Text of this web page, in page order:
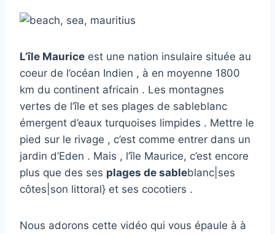
L’île Maurice est une nation insulaire située au
coeur de l’océan Indien , à en moyenne 1800
km du continent africain . Les montagnes
vertes de l’île et ses plages de sableblanc
émergent d’eaux turquoises limpides . Mettre le
pied sur le rivage , c’est comme entrer dans un
jardin d’Eden . Mais , l’île Maurice, c’est encore
plus que des ses plages de sableblanc|ses
côtes|son littoral} et ses cocotiers .
Nous adorons cette vidéo qui vous épaule à à